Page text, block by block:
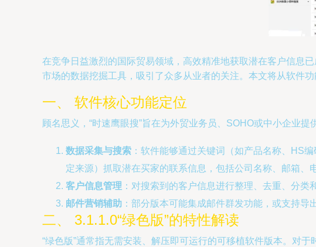
在竞争日益激烈的国际贸易领域，高效精准地获取潜在客户信息
市场的数据挖掘工具，吸引了众多从业者的关注。本文将从软件
一、 软件核心功能定位
顾名思义，“时速鹰眼搜”旨在为外贸业务员、SOHO或中小企业
数据采集与搜索 ：软件能够通过关键词（如产品名称、HS
定来源）抓取潜在买家的联系信息，包括公司名称、邮箱、
客户信息管理 ：对搜索到的客户信息进行整理、去重、分
邮件营销辅助 ：部分版本可能集成邮件群发功能，或支持
二、 3.1.1.0“绿色版”的特性解读
“绿色版”通常指无需安装、解压即可运行的可移植软件版本。对于